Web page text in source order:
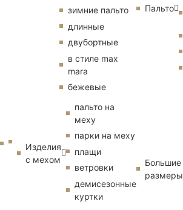
зимние пальто
длинные
двубортные
в стиле max
mara
бежевые
Изделия
с мехом
пальто на
меху
парки на меху
плащи
ветровки
демисезонные
куртки
Пальто
Большие
размеры